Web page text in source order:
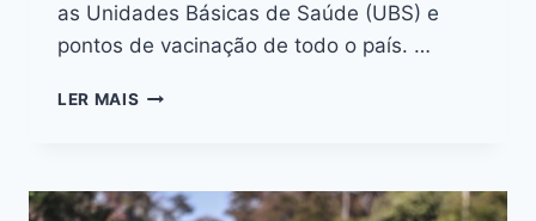
as Unidades Básicas de Saúde (UBS) e
pontos de vacinação de todo o país. …
LER MAIS